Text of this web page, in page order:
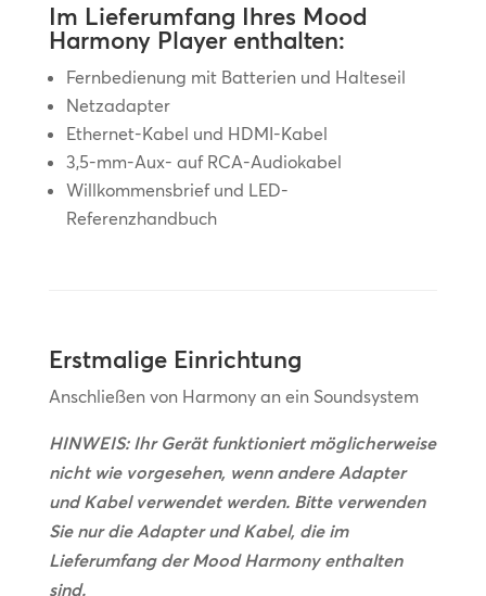
Im Lieferumfang Ihres Mood
Harmony Player enthalten:
Fernbedienung mit Batterien und Halteseil
Netzadapter
Ethernet-Kabel und HDMI-Kabel
3,5-mm-Aux- auf RCA-Audiokabel
Willkommensbrief und LED-
Referenzhandbuch
Erstmalige Einrichtung
Anschließen von Harmony an ein Soundsystem
HINWEIS: Ihr Gerät funktioniert möglicherweise
nicht wie vorgesehen, wenn andere Adapter
und Kabel verwendet werden. Bitte verwenden
Sie nur die Adapter und Kabel, die im
Lieferumfang der Mood Harmony enthalten
sind.